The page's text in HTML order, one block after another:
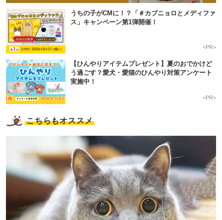
うちの子がCMに！？「＃カブニョロとメディファ
ス」キャンペーン第1弾開催！
<PR>
【ひんやりアイテムプレゼント】夏のおでかけど
う過ごす？愛犬・愛猫のひんやり対策アンケート
実施中！
<PR>
こちらもオススメ